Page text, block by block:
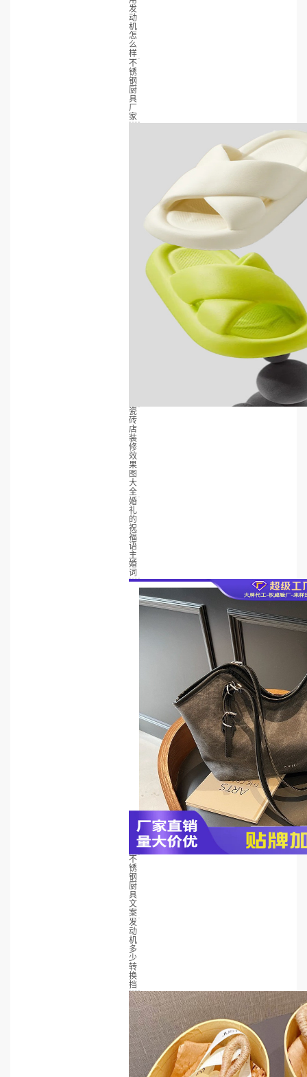
发
动
机
怎
么
样
不
锈
钢
厨
具
厂
家
瓷
砖
店
装
修
效
果
图
大
全
婚
礼
的
祝
福
语
主
婚
词
不
锈
钢
厨
具
文
案
发
动
机
多
少
转
换
挡